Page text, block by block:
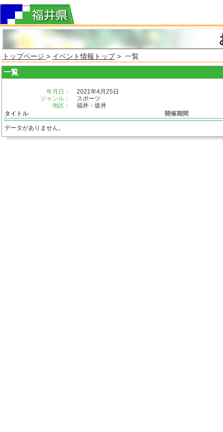
トップページ > イベント情報トップ> 一覧
一覧
年月日：
2021年4月25日
ジャンル：
スポーツ
地区：
福井・坂井
タイトル
開催期間
データがありません。